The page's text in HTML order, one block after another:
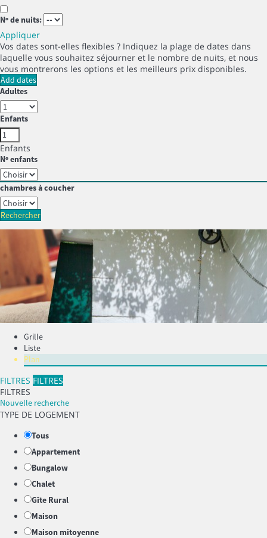
Nº de nuits:
Appliquer
Vos dates sont-elles flexibles ? Indiquez la plage de dates dans
laquelle vous souhaitez séjourner et le nombre de nuits, et nous
vous montrerons les options et les meilleurs prix disponibles.
Add dates
Adultes
Enfants
Enfants
Nº enfants
chambres à coucher
Rechercher
Grille
Liste
Plan
FILTRES FILTRES
FILTRES
Nouvelle recherche
TYPE DE LOGEMENT
Tous
Appartement
Bungalow
Chalet
Gîte Rural
Maison
Maison mitoyenne